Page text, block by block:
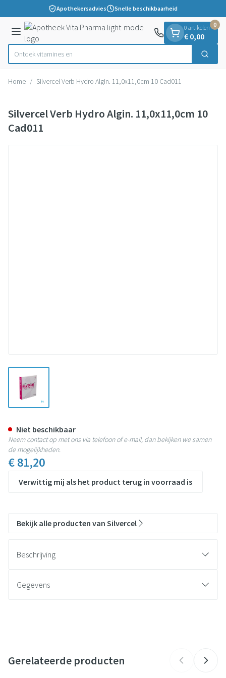
Ga naar de inhoudApothekersadvies Snelle beschikbaarheid
Menu
Product, merk, categorie...
Ontdek vitam Zoek
0 artikelen
€ 0,00
0
Home / Silvercel Verb Hydro Algin. 11,0x11,0cm 10 Cad011
Silvercel Verb Hydro Algin. 11,0x11,0cm 10
Cad011
View larger image
€ 81,20
Verwittig mij als het product terug in voorraad is
Niet beschikbaar
Neem contact op met ons via telefoon of e-mail, dan bekijken we samen
de mogelijkheden.
Bekijk alle producten van Silvercel
Beschrijving
Gegevens
Merken Silvercel
Gerelateerde producten